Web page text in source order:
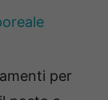
per